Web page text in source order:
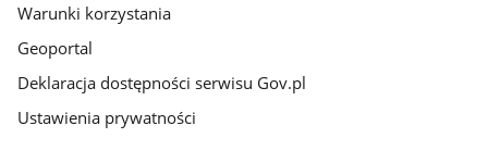
Warunki korzystania
Geoportal
Deklaracja dostępności serwisu Gov.pl
Ustawienia prywatności